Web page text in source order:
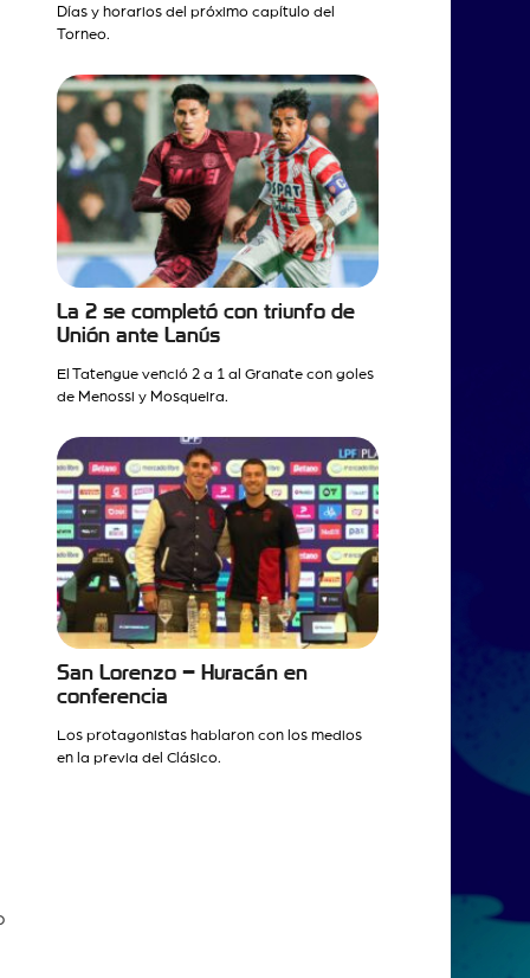
Días y horarios del próximo capítulo del
Torneo.
La 2 se completó con triunfo de
Unión ante Lanús
El Tatengue venció 2 a 1 al Granate con goles
de Menossi y Mosqueira.
San Lorenzo – Huracán en
conferencia
Los protagonistas hablaron con los medios
en la previa del Clásico.